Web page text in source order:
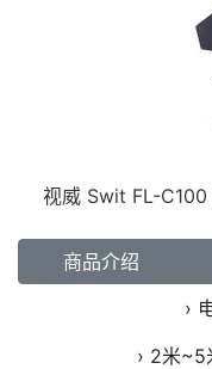
视威 Swit FL-
商品介绍
›
› 2米~5